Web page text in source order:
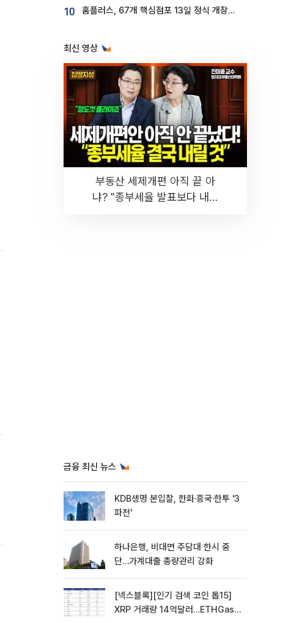
10 홈플러스, 67개 핵심점포 13일 정식 개장…영업 재개 속도
최신 영상
부동산 세제개편 아직 끝 아
냐? "종부세율 발표보다 내릴
금융 최신 뉴스
KDB생명 본입찰, 한화·흥국·한투 '3
파전'
하나은행, 비대면 주담대 한시 중
단…가계대출 총량관리 강화
[넥스블록][인기 검색 코인 톱15]
XRP 거래량 14억달러…ETHGas